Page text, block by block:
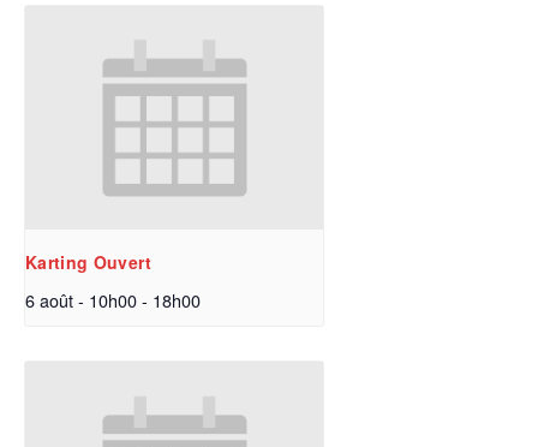
Karting Ouvert
6 août - 10h00- 18h00